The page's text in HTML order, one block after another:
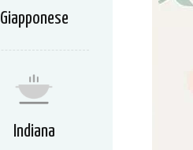
Giapponese
Indiana